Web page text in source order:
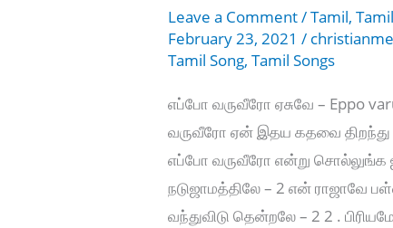
Leave a Comment/Tamil,
February 23, 2021/
Tamil Song,Tamil Songs
எப்போ வருவீரோ ஏசுவே – Eppo
வருவீரோ ஏன் இதய கதவை திறந்து
எப்போ வருவீரோ என்று சொல்லுங்க
நடுஜாமத்திலே – 2 என் ராஜாவே
வந்துவிடு தென்றலே – 2 2 .